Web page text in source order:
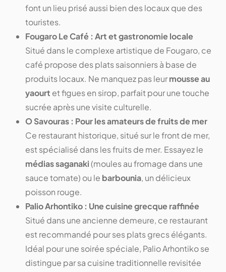
font un lieu prisé aussi bien des locaux que des
touristes.
Fougaro Le Café : Art et gastronomie locale
Situé dans le complexe artistique de Fougaro, ce
café propose des plats saisonniers à base de
produits locaux. Ne manquez pas leurmousse au
yaourt et figues en sirop, parfait pour une touche
sucrée après une visite culturelle.
O Savouras : Pour les amateurs de fruits de mer
Ce restaurant historique, situé sur le front de mer,
est spécialisé dans les fruits de mer. Essayez le
médias saganaki(moules au fromage dans une
sauce tomate) ou le barbounia, un délicieux
poisson rouge.
Palio Arhontiko : Une cuisine grecque raffinée
Situé dans une ancienne demeure, ce restaurant
est recommandé pour ses plats grecs élégants.
Idéal pour une soirée spéciale, Palio Arhontiko se
distingue par sa cuisine traditionnelle revisitée